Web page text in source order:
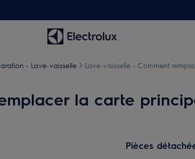
- Lave-vaisselle Lave-vaisselle - Comment
la carte
Pièces